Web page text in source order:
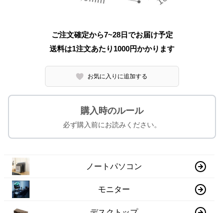
ご注文確定から7~28日でお届け予定
送料は1注文あたり 1000円かかります
お気に入りに追加する
購入時のルール
必ず購入前にお読みください。
ノートパソコン
モニター